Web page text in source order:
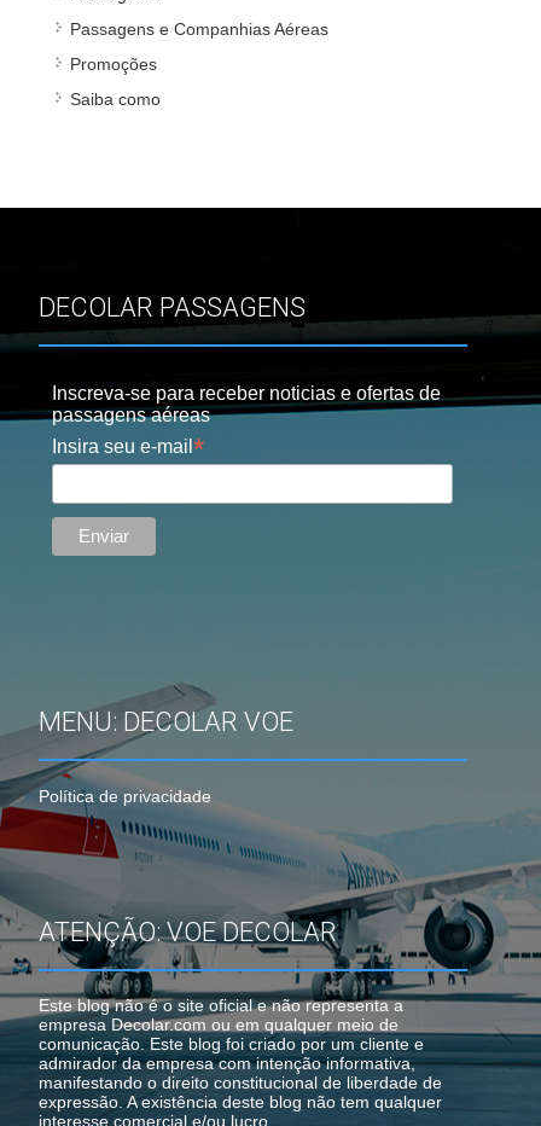
Passagens e Companhias Aéreas
Promoções
Saiba como
DECOLAR PASSAGENS
Inscreva-se para receber noticias e ofertas de
passagens aéreas
Insira seu e-mail*
MENU: DECOLAR VOE
Política de privacidade
ATENÇÃO: VOE DECOLAR
Este blog não é o site oficial e não representa a
empresa Decolar.com ou em qualquer meio de
comunicação. Este blog foi criado por um cliente e
admirador da empresa com intenção informativa,
manifestando o direito constitucional de liberdade de
expressão. A existência deste blog não tem qualquer
interesse comercial e/ou lucro.